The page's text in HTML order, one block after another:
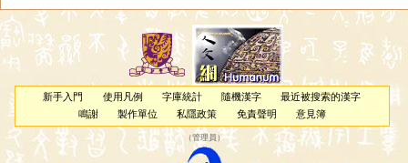
新手入門 使用凡例 字庫統計 隨機漢字
最近被搜索的漢字
鳴謝
製作單位 私隱政策 免責聲明 意見簿
（管理員 ）